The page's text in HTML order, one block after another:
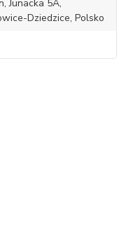
Junacka 5A,
Dziedzice, Polsko